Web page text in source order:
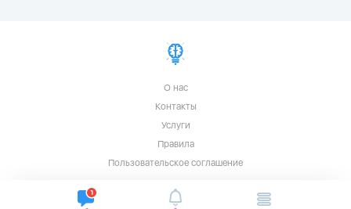
О нас
Контакты
Услуги
Правила
Пользовательское соглашение